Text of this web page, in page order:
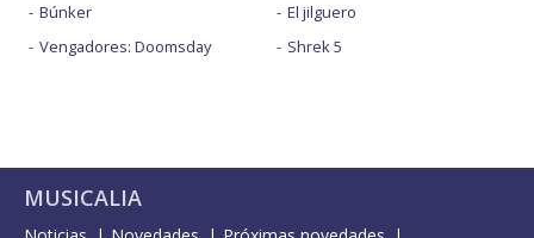
Búnker
Vengadores: Doomsday
El jilguero
Shrek 5
MUSICALIA